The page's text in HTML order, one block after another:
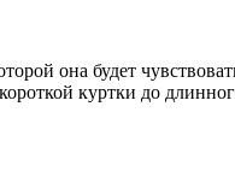
она будет
куртки до